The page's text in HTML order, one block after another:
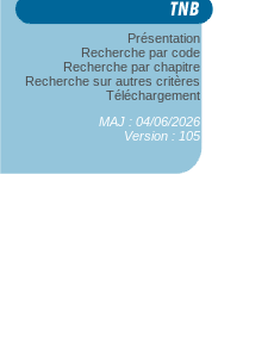
Présentation
Recherche par code
Recherche par chapitre
Recherche sur autres critères
Téléchargement
MAJ : 04/06/2026
Version : 105